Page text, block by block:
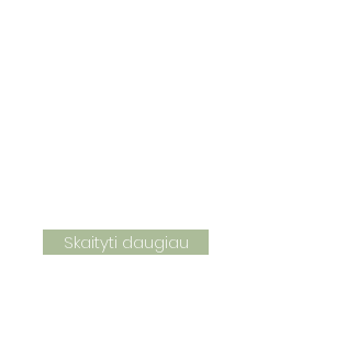
Skaityti daugiau